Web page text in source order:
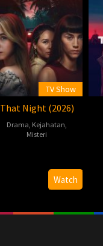
TV Show
That Night (2026)
Drama, Kejahatan,
Misteri
Watch